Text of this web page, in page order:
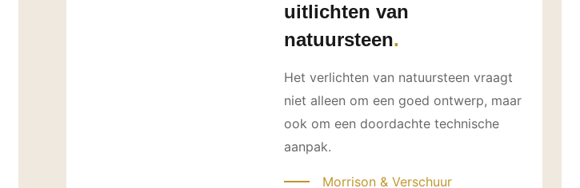
uitlichten van
natuursteen
Het verlichten van natuursteen vraagt
niet alleen om een goed ontwerp, maar
ook om een doordachte technische
aanpak.
Morrison & Verschuur